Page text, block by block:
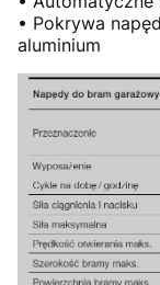
• Pokrywa
aluminium